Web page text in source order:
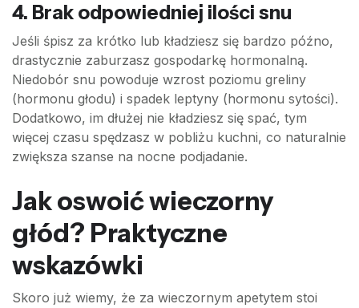
4. Brak odpowiedniej ilości snu
Jeśli śpisz za krótko lub kładziesz się bardzo późno,
drastycznie zaburzasz gospodarkę hormonalną.
Niedobór snu powoduje wzrost poziomu greliny
(hormonu głodu) i spadek leptyny (hormonu sytości).
Dodatkowo, im dłużej nie kładziesz się spać, tym
więcej czasu spędzasz w pobliżu kuchni, co naturalnie
zwiększa szanse na nocne podjadanie.
Jak oswoić wieczorny
głód? Praktyczne
wskazówki
Skoro już wiemy, że za wieczornym apetytem stoi